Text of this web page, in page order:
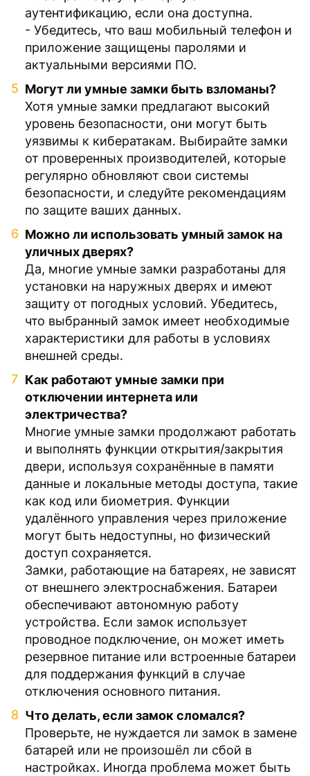
аутентификацию, если она доступна.
- Убедитесь, что ваш мобильный телефон и
приложение защищены паролями и
актуальными версиями ПО.
Могут ли умные замки быть взломаны?
Хотя умные замки предлагают высокий
уровень безопасности, они могут быть
уязвимы к кибератакам. Выбирайте замки
от проверенных производителей, которые
регулярно обновляют свои системы
безопасности, и следуйте рекомендациям
по защите ваших данных.
Можно ли использовать умный замок на
уличных дверях?
Да, многие умные замки разработаны для
установки на наружных дверях и имеют
защиту от погодных условий. Убедитесь,
что выбранный замок имеет необходимые
характеристики для работы в условиях
внешней среды.
Как работают умные замки при
отключении интернета или
электричества?
Многие умные замки продолжают работать
и выполнять функции открытия/закрытия
двери, используя сохранённые в памяти
данные и локальные методы доступа, такие
как код или биометрия. Функции
удалённого управления через приложение
могут быть недоступны, но физический
доступ сохраняется.
Замки, работающие на батареях, не зависят
от внешнего электроснабжения. Батареи
обеспечивают автономную работу
устройства. Если замок использует
проводное подключение, он может иметь
резервное питание или встроенные батареи
для поддержания функций в случае
отключения основного питания.
Что делать, если замок сломался?
Проверьте, не нуждается ли замок в замене
батарей или не произошёл ли сбой в
настройках. Иногда проблема может быть